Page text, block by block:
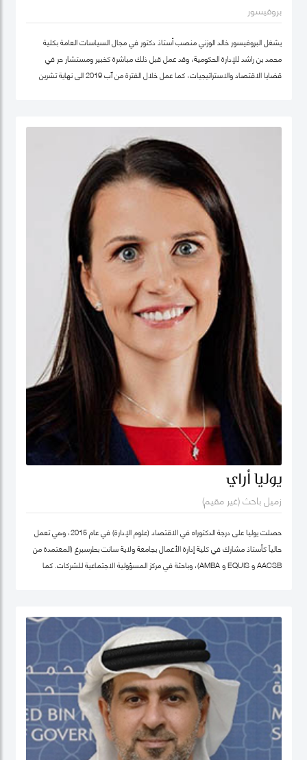
بروفيسور
يشغل البروفيسور خالد الوزني منصب أستاذ دكتور في مجال السياسات العامة بكلية
محمد بن راشد للإدارة الحكومية، وقد عمل قبل ذلك مباشرة كخبير ومستشار حر في
قضايا الاقتصاد والاستراتيجيات، كما عمل خلال الفترة من آب 2019 الى نهاية تشرين
سابقا كبير الاقتصاديين/خبير ومحلل مالي واقتصادي واستراتيجيات- وشريك مؤسس في
ورئيسا تنفيذيا لسرايا العقبة، وتعمير الاردنية القابضة ودارات الأردنية القابضة.
يوليا أراي
زميل باحث (غير مقيم)
حصلت يوليا على درجة الدكتوراه في الاقتصاد (علوم الإدارة) في عام 2015، وهي تعمل
حالياً كأستاذ مشارك في كلية إدارة الأعمال بجامعة ولاية سانت بطرسبرغ (المعتمدة من
AACSB و EQUIS و AMBA)، وباحثة في مركز المسؤولية الاجتماعية للشركات. كما
باحث غير مقيم في عام 2023. تركز مجالات بحثها الرئيسية على ريادة الأعمال الاجتماعية،
والتنمية المستدامة، والمسؤولية الاجتماعية للشركات. وهي عضو نشط في الشبكة
الدولية للباحثين في ريادة الأعمال الاجتماعية (شبكة EMES) وشبكة الأعمال في
المجتمع، وأكاديمية الإدارة، وأكاديمية الأعمال الدولية. حصلت على شهادات تقدير
لمساهماتها في تطوير ريادة الأعمال الاجتماعية في روسيا من المنظمات العامة
والخاصة. ألّفت أكثر من 30 منشورًا في مجلات وطنية ودولية، وكتب، ومجموعات دراسات
حالة. نُشرت أعمالها في مراجعة الأعمال الدولية، حوكمة الشركات، مراجعة الأسواق
الناشئة، مراجعة الإدارة الأوروبية، وغيرها. كما أنها مراجع للعديد من المجلات الوطنية
والدولية.ملف غوغل سكولار